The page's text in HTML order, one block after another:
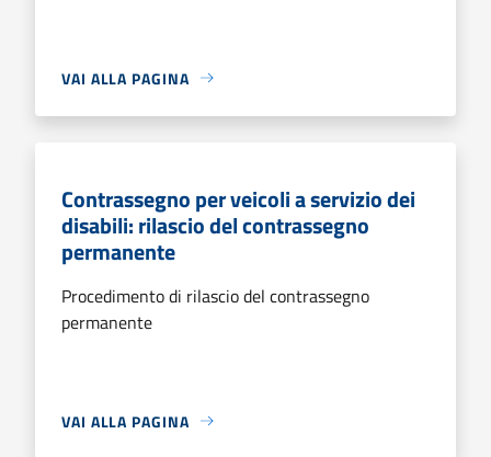
VAI ALLA PAGINA
Contrassegno per veicoli a servizio dei
disabili: rilascio del contrassegno
permanente
Procedimento di rilascio del contrassegno
permanente
VAI ALLA PAGINA